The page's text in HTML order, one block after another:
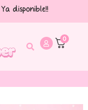
disponible!!
0